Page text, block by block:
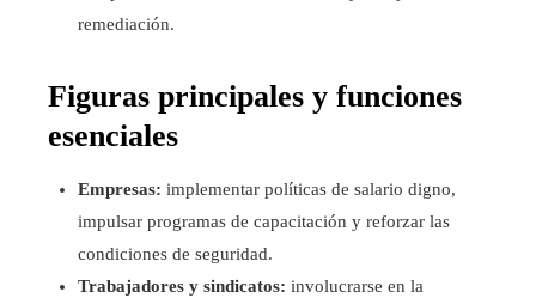
remediación.
Figuras principales y funciones
esenciales
Empresas: implementar políticas de salario digno,
impulsar programas de capacitación y reforzar las
condiciones de seguridad.
Trabajadores y sindicatos: involucrarse en la